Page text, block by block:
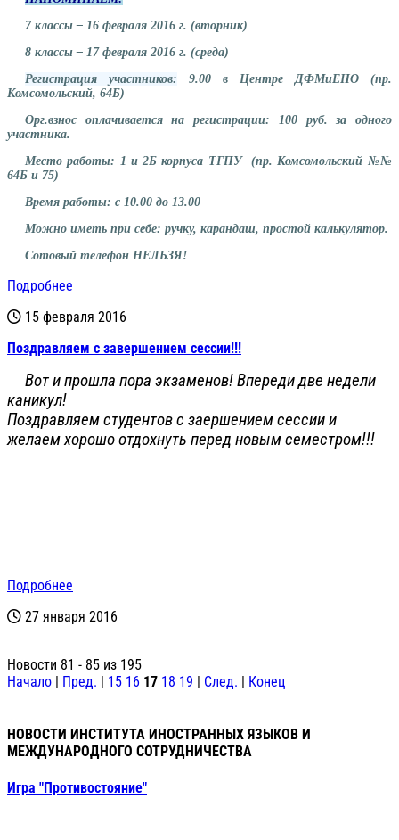
7 классы – 16 февраля 2016 г. (вторник)
8 классы – 17 февраля 2016 г. (среда)
Регистрация участников: 9.00 в Центре ДФМиЕНО (пр.
Комсомольский, 64Б)
Орг.взнос оплачивается на регистрации: 100 руб. за одного
участника.
Место работы: 1 и 2Б корпуса ТГПУ (пр. Комсомольский №№
64Б и 75)
Время работы: с 10.00 до 13.00
Можно иметь при себе: ручку, карандаш, простой калькулятор.
Сотовый телефон НЕЛЬЗЯ!
Подробнее
15 февраля 2016
Поздравляем с завершением сессии!!!
Вот и прошла пора экзаменов! Впереди две недели
каникул!
Поздравляем студентов с заершением сессии и
желаем хорошо отдохнуть перед новым семестром!!!
Подробнее
27 января 2016
Новости 81 - 85 из 195
Начало | Пред. | 15 16 17 18 19 | След. | Конец
НОВОСТИ ИНСТИТУТА ИНОСТРАННЫХ ЯЗЫКОВ И
МЕЖДУНАРОДНОГО СОТРУДНИЧЕСТВА
Игра "Противостояние"